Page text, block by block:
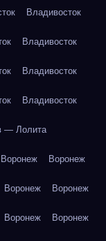
Владивосток
Владивосток
Владивосток
Владивосток
— Лолита
Воронеж Воронеж
Воронеж Воронеж
Воронеж Воронеж